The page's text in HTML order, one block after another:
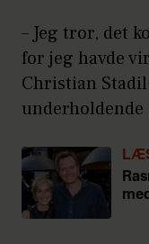
– Jeg tror, det
for jeg havde
Christian
underholdende